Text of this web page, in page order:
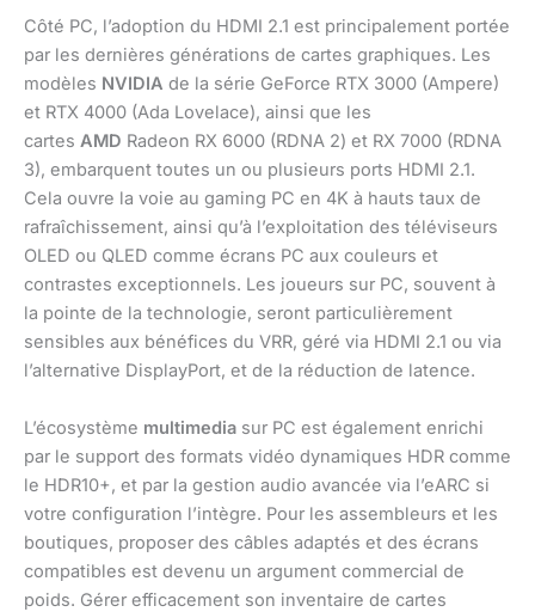
Côté PC, l’adoption du HDMI 2.1 est principalement portée
par les dernières générations de cartes graphiques. Les
modèles NVIDIA de la série GeForce RTX 3000 (Ampere)
et RTX 4000 (Ada Lovelace), ainsi que les
cartes AMD Radeon RX 6000 (RDNA 2) et RX 7000 (RDNA
3), embarquent toutes un ou plusieurs ports HDMI 2.1.
Cela ouvre la voie au gaming PC en 4K à hauts taux de
rafraîchissement, ainsi qu’à l’exploitation des téléviseurs
OLED ou QLED comme écrans PC aux couleurs et
contrastes exceptionnels. Les joueurs sur PC, souvent à
la pointe de la technologie, seront particulièrement
sensibles aux bénéfices du VRR, géré via HDMI 2.1 ou via
l’alternative DisplayPort, et de la réduction de latence.
L’écosystème multimedia sur PC est également enrichi
par le support des formats vidéo dynamiques HDR comme
le HDR10+, et par la gestion audio avancée via l’eARC si
votre configuration l’intègre. Pour les assembleurs et les
boutiques, proposer des câbles adaptés et des écrans
compatibles est devenu un argument commercial de
poids. Gérer efficacement son inventaire de cartes